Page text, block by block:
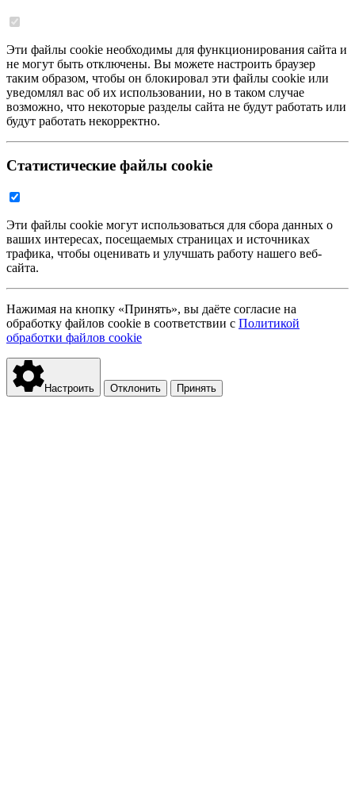
Эти файлы cookie необходимы для функционирования сайта и
не могут быть отключены. Вы можете настроить браузер
таким образом, чтобы он блокировал эти файлы cookie или
уведомлял вас об их использовании, но в таком случае
возможно, что некоторые разделы сайта не будут работать или
будут работать некорректно.
Статистические файлы cookie
Эти файлы cookie могут использоваться для сбора данных о
ваших интересах, посещаемых страницах и источниках
трафика, чтобы оценивать и улучшать работу нашего веб-
сайта.
Нажимая на кнопку «Принять», вы даёте согласие на
обработку файлов cookie в соответствии с Политикой
обработки файлов cookie
Настроить Отклонить Принять